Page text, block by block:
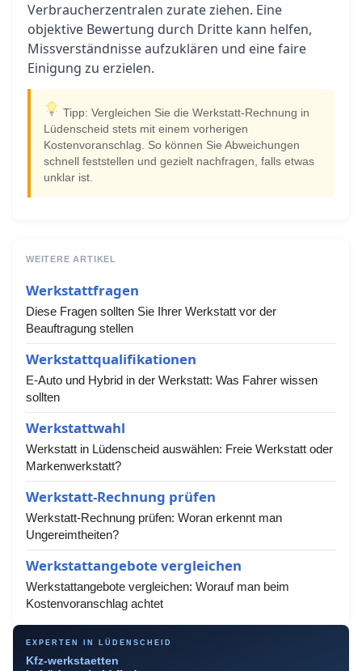
Verbraucherzentralen zurate ziehen. Eine
objektive Bewertung durch Dritte kann helfen,
Missverständnisse aufzuklären und eine faire
Einigung zu erzielen.
Tipp: Vergleichen Sie die Werkstatt-Rechnung in
Lüdenscheid stets mit einem vorherigen
Kostenvoranschlag. So können Sie Abweichungen
schnell feststellen und gezielt nachfragen, falls etwas
unklar ist.
WEITERE ARTIKEL
Werkstattfragen
Diese Fragen sollten Sie Ihrer Werkstatt vor der
Beauftragung stellen
Werkstattqualifikationen
E-Auto und Hybrid in der Werkstatt: Was Fahrer wissen
sollten
Werkstattwahl
Werkstatt in Lüdenscheid auswählen: Freie Werkstatt oder
Markenwerkstatt?
Werkstatt-Rechnung prüfen
Werkstatt-Rechnung prüfen: Woran erkennt man
Ungereimtheiten?
Werkstattangebote vergleichen
Werkstattangebote vergleichen: Worauf man beim
Kostenvoranschlag achtet
EXPERTEN IN LÜDENSCHEID
Kfz-werkstaetten